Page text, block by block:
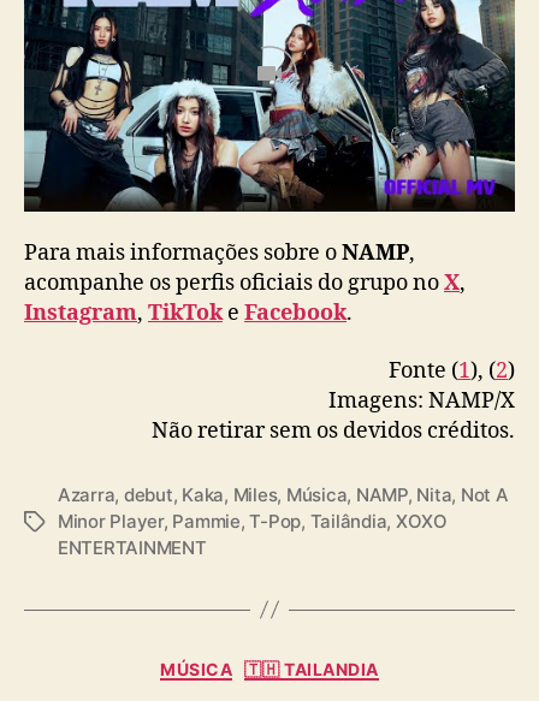
r
l
g
r
o
u
p
N
M
P
Para mais informações sobre oNAMP,
acompanhe os perfis oficiais do grupo noX,
Instagram, TikToke Facebook.
Fonte (1), (2)
Imagens: NAMP/X
Não retirar sem os devidos créditos.
T
Azarra, debut, Kaka, Miles, Música, NAMP, Nita, Not A
Minor Player, Pammie,T-Pop, Tailândia, XOXO
ENTERTAINMENT
C
MÚSICA 🇹🇭 TAILANDIA